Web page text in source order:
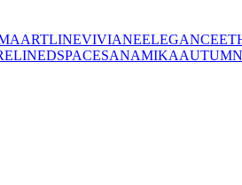
ARTLINEVIVIANEELEGANCE
SPACESANAMIKAAUTUMN